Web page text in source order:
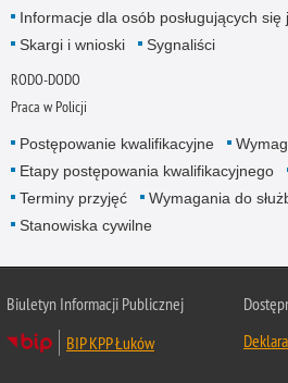
Informacje dla osób posługujących
Skargi i wnioski
Sygnaliści
RODO-DODO
Praca w Policji
Postępowanie kwalifikacyjne
Etapy postępowania kwalifikacyjnego
Terminy przyjęć
Wymagania do
Stanowiska cywilne
Biuletyn Informacji Publicznej
BIP KPP Łuków